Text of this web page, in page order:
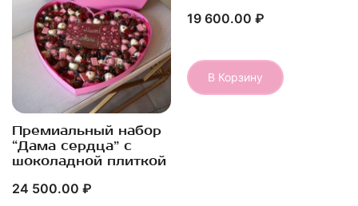
Быстрый Просмотр
Премиальный набор
“Дама сердца” с
шоколадной плиткой
24 500.00 ₽
19 600.00 ₽
В Корзину